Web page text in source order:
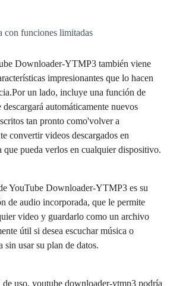
con funciones limitadas
Downloader-YTMP3 también viene
impresionantes que lo hacen
un lado, incluye una función de
automáticamente nuevos
tan pronto como'volver a
convertir videos descargados en
que pueda verlos en cualquier dispositivo.
YouTube Downloader-YTMP3 es su
de audio incorporada, que le permite
video y guardarlo como un archivo
útil si desea escuchar música o
sin usar su plan de datos.
uso, youtube downloader-ytmp3 podría